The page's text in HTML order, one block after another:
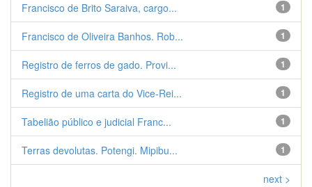
1
Francisco de Brito Saraiva, cargo...
1
Francisco de Oliveira Banhos. Rob...
1
Registro de ferros de gado. Provi...
1
Registro de uma carta do Vice-Rei...
1
Tabelião público e judicial Franc...
1
Terras devolutas. Potengi. Mipibu...
next >